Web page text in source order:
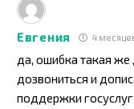
Евгения 4
да, ошибка такая же
дозвониться и
поддержки